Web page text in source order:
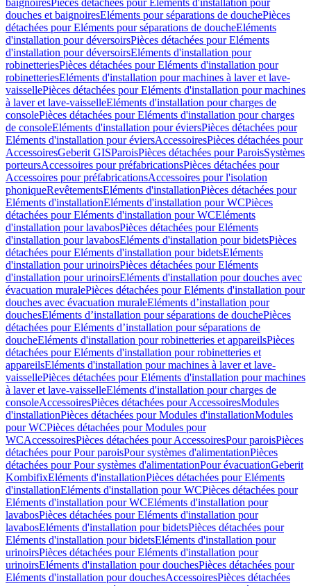
baignoiresPièces détachées pour Eléments d'installation pour
douches et baignoiresEléments pour séparations de douchePièces
détachées pour Eléments pour séparations de doucheEléments
d'installation pour déversoirsPièces détachées pour Eléments
d'installation pour déversoirsEléments d'installation pour
robinetteriesPièces détachées pour Eléments d'installation pour
robinetteriesEléments d'installation pour machines à laver et lave-
vaissellePièces détachées pour Eléments d'installation pour machines
à laver et lave-vaisselleEléments d'installation pour charges de
consolePièces détachées pour Eléments d'installation pour charges
de consoleEléments d'installation pour éviersPièces détachées pour
Eléments d'installation pour éviersAccessoiresPièces détachées pour
AccessoiresGeberit GISParoisPièces détachées pour ParoisSystèmes
porteursAccessoires pour préfabricationsPièces détachées pour
Accessoires pour préfabricationsAccessoires pour l'isolation
phoniqueRevêtementsEléments d'installationPièces détachées pour
Eléments d'installationEléments d'installation pour WCPièces
détachées pour Eléments d'installation pour WCEléments
d'installation pour lavabosPièces détachées pour Eléments
d'installation pour lavabosEléments d'installation pour bidetsPièces
détachées pour Eléments d'installation pour bidetsEléments
d'installation pour urinoirsPièces détachées pour Eléments
d'installation pour urinoirsEléments d'installation pour douches avec
évacuation muralePièces détachées pour Eléments d'installation pour
douches avec évacuation muraleEléments d’installation pour
douchesEléments d’installation pour séparations de douchePièces
détachées pour Eléments d’installation pour séparations de
doucheEléments d'installation pour robinetteries et appareilsPièces
détachées pour Eléments d'installation pour robinetteries et
appareilsEléments d'installation pour machines à laver et lave-
vaissellePièces détachées pour Eléments d'installation pour machines
à laver et lave-vaisselleEléments d'installation pour charges de
consoleAccessoiresPièces détachées pour AccessoiresModules
d'installationPièces détachées pour Modules d'installationModules
pour WCPièces détachées pour Modules pour
WCAccessoiresPièces détachées pour AccessoiresPour paroisPièces
détachées pour Pour paroisPour systèmes d'alimentationPièces
détachées pour Pour systèmes d'alimentationPour évacuationGeberit
KombifixEléments d'installationPièces détachées pour Eléments
d'installationEléments d'installation pour WCPièces détachées pour
Eléments d'installation pour WCEléments d'installation pour
lavabosPièces détachées pour Eléments d'installation pour
lavabosEléments d'installation pour bidetsPièces détachées pour
Eléments d'installation pour bidetsEléments d'installation pour
urinoirsPièces détachées pour Eléments d'installation pour
urinoirsEléments d'installation pour douchesPièces détachées pour
Eléments d'installation pour douchesAccessoiresPièces détachées